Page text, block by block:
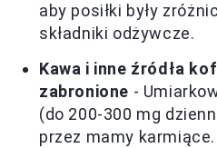
aby posiłki były
składniki odżywcze.
Kawa i inne źródła
zabronione -
(do 200-300 mg
przez mamy